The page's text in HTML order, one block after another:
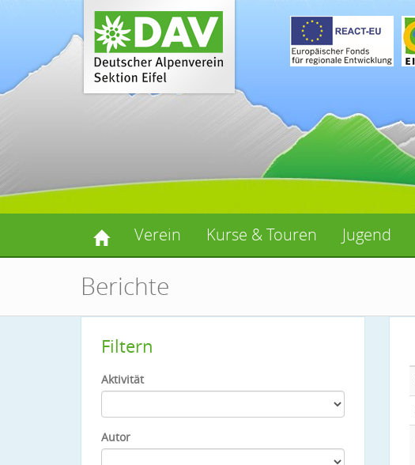
Verein Kurse & Touren Jugend
Berichte
Filtern
Aktivität
Autor